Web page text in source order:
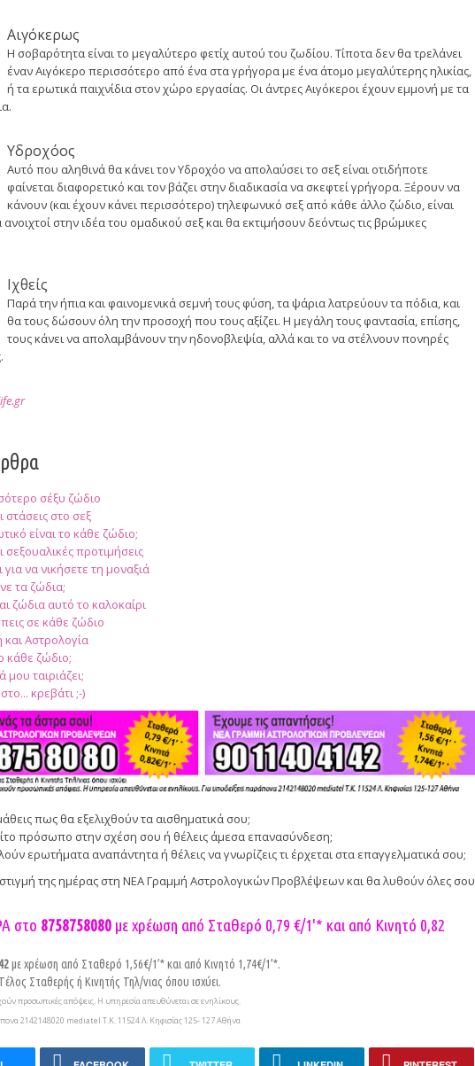
Αιγόκερως
Η σοβαρότητα είναι το μεγαλύτερο φετίχ αυτού του ζωδίου. Τίποτα δεν θα τρελάνει
έναν Αιγόκερο περισσότερο από ένα στα γρήγορα με ένα άτομο μεγαλύτερης ηλικίας,
ή τα ερωτικά παιχνίδια στον χώρο εργασίας. Οι άντρες Αιγόκεροι έχουν εμμονή με τα
Υδροχόος
Αυτό που αληθινά θα κάνει τον Υδροχόο να απολαύσει το σεξ είναι οτιδήποτε
φαίνεται διαφορετικό και τον βάζει στην διαδικασία να σκεφτεί γρήγορα. Ξέρουν να
κάνουν (και έχουν κάνει περισσότερο) τηλεφωνικό σεξ από κάθε άλλο ζώδιο, είναι
ανοιχτοί στην ιδέα του ομαδικού σεξ και θα εκτιμήσουν δεόντως τις βρώμικες
Ιχθείς
Παρά την ήπια και φαινομενικά σεμνή τους φύση, τα ψάρια λατρεύουν τα πόδια, και
θα τους δώσουν όλη την προσοχή που τους αξίζει. Η μεγάλη τους φαντασία, επίσης,
τους κάνει να απολαμβάνουν την ηδονοβλεψία, αλλά και το να στέλνουν πονηρές
σέξυ ζώδιο
στάσεις στο σεξ
είναι το κάθε ζώδιο;
σεξουαλικές προτιμήσεις
για να νικήσετε τη μοναξιά
τα ζώδια;
ζώδια αυτό το καλοκαίρι
σε κάθε ζώδιο
και Αστρολογία
κάθε ζώδιο;
μου ταιριάζει;
κρεβάτι ;-)
πως θα εξελιχθούν τα αισθηματικά σου;
πρόσωπο στην σχέση σου ή θέλεις άμεσα επανασύνδεση;
ερωτήματα αναπάντητα ή θέλεις να γνωρίζεις τι έρχεται στα επαγγελματικά σου;
της ημέρας στη ΝΕΑ Γραμμή Αστρολογικών Προβλέψεων και θα λυθούν όλες σου
στο 8758758080 με χρέωση από Σταθερό 0,79 €/1'* και από Κινητό 0,82
με χρέωση από Σταθερό 1,56€/1’* και από Κινητό 1,74€/1’*.
Σταθερής ή Κινητής Τηλ/νιας όπου ισχύει.
προσωπικές απόψεις. Η υπηρεσία απευθύνεται σε ενηλίκους.
2142148020 mediatel Τ.Κ. 11524 Λ. Κηφισίας 125- 127 Αθήνα